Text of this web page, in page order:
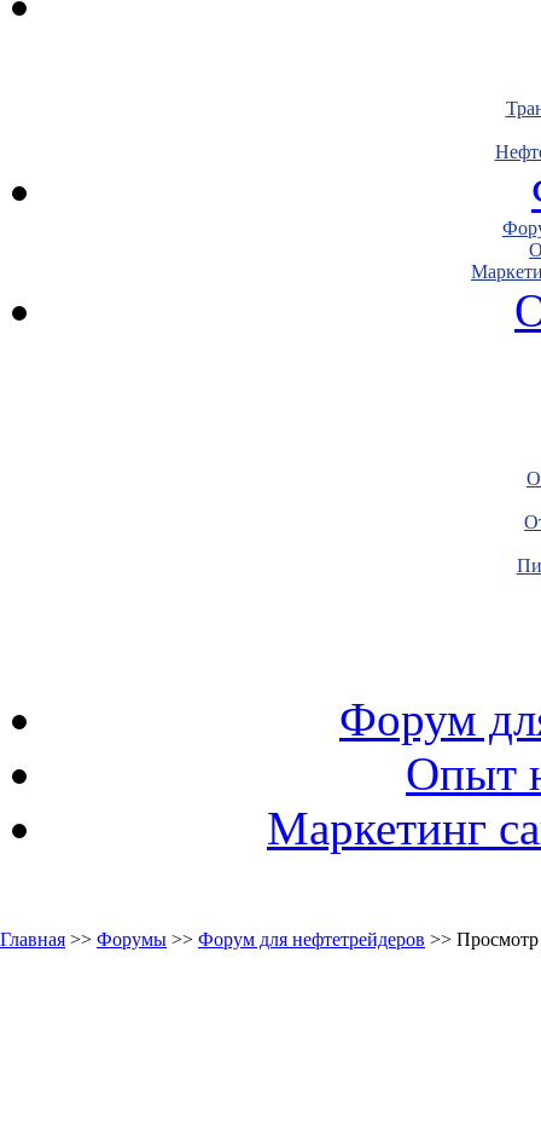
Форум
Опыт
Маркетинг
Главная >> Форумы >> Форум для нефтетрейдеров >>